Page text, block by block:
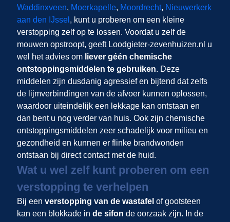
Waddinxveen, Moerkapelle, Moordrecht, Nieuwerkerk
aan den IJssel , kunt u proberen om een kleine
verstopping zelf op te lossen. Voordat u zelf de
mouwen opstroopt, geeft Loodgieter-zevenhuizen.nl u
wel het advies om liever géén chemische
ontstoppingsmiddelen te gebruiken. Deze
middelen zijn dusdanig agressief en bijtend dat zelfs
de lijmverbindingen van de afvoer kunnen oplossen,
waardoor uiteindelijk een lekkage kan ontstaan en
dan bent u nog verder van huis. Ook zijn chemische
ontstoppingsmiddelen zeer schadelijk voor milieu en
gezondheid en kunnen er flinke brandwonden
ontstaan bij direct contact met de huid.
Wat u wel zelf kunt proberen om een
verstopping te verhelpen
Bij een verstopping van de wastafel of gootsteen
kan een blokkade in de sifon de oorzaak zijn. In de